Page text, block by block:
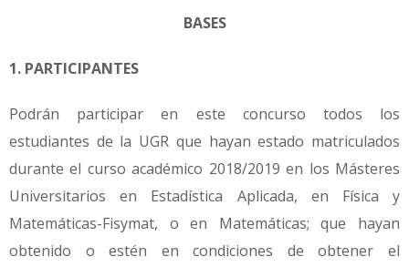
BASES
1. PARTICIPANTES
Podrán participar en este concurso todos los
estudiantes de la UGR que hayan estado matriculados
durante el curso académico 2018/2019 en los Másteres
Universitarios en Estadística Aplicada, en Física y
Matemáticas-Fisymat, o en Matemáticas; que hayan
obtenido o estén en condiciones de obtener el